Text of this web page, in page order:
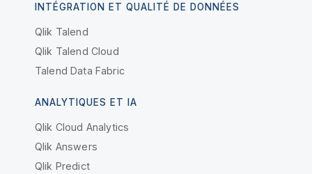
INTÉGRATION ET QUALITÉ DE DONNÉES
Qlik Talend
Qlik Talend Cloud
Talend Data Fabric
ANALYTIQUES ET IA
Qlik Cloud Analytics
Qlik Answers
Qlik Predict